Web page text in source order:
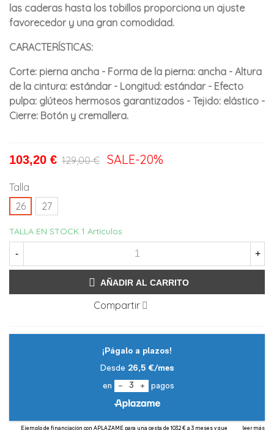
las caderas hasta los tobillos proporciona un ajuste
favorecedor y una gran comodidad.
CARACTERÍSTICAS:
Corte: pierna ancha - Forma de la pierna: ancha - Altura
de la cintura: estándar - Longitud: estándar - Efecto
pulpa: glúteos hermosos garantizados - Tejido: elástico -
Cierre: Botón y cremallera.
103,20 € 129,00 € SALE-20%
Talla
26
27
TALLA EN STOCK 1 Artículos
- +
AÑADIR AL CARRITO
Compartir